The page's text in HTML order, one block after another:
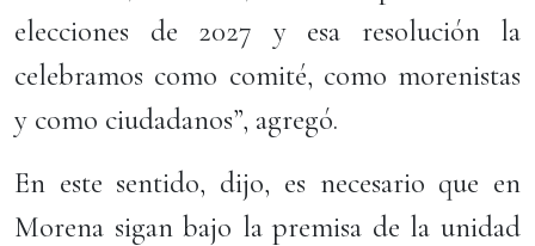
elecciones de 2027 y esa resolución la
celebramos como comité, como morenistas
y como ciudadanos”, agregó.
En este sentido, dijo, es necesario que en
Morena sigan bajo la premisa de la unidad